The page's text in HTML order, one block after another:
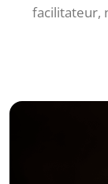
facilitateur,